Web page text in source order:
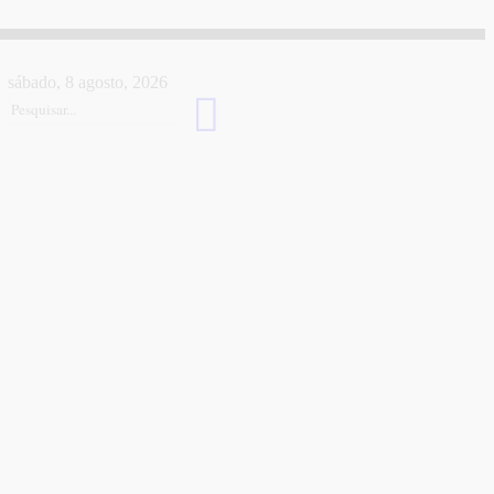
sábado, 8 agosto, 2026